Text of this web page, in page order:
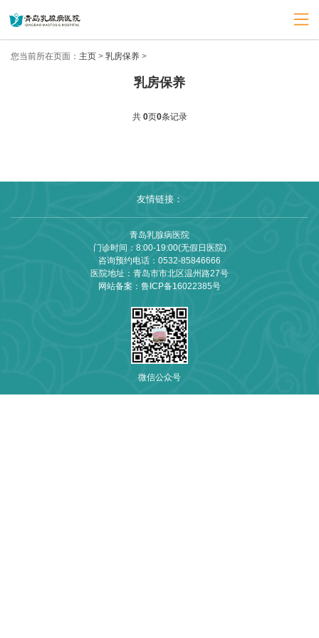
您当前所在页面： 主页 > 乳房保养 >
乳房保养
共 0页0条记录
友情链接：
青岛乳腺病医院
门诊时间：8:00-19:00(无假日医院)
咨询预约电话： 0532-85846666
医院地址：青岛市市北区温州路27号
网站备案： 鲁ICP备16022385号
微信公众号